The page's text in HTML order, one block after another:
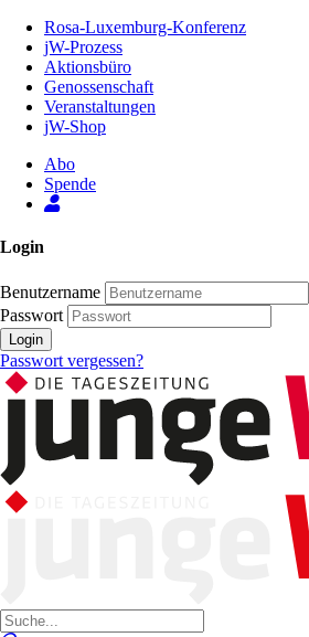
Inhalt
Seite
Rosa-Luxemburg-Konferenz
jW-Prozess
Aktionsbüro
Genossenschaft
Veranstaltungen
jW-Shop
Abo
Spende
Login
Benutzername
Passwort
Login
Passwort vergessen?